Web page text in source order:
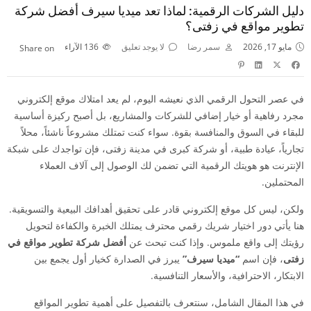
دليل الشركات الرقمية: لماذا تعد ميديا سيرف أفضل شركة
تطوير مواقع في زفتى؟
مايو 17, 2026 سمر رضا لا يوجد تعليق الآراء Share on
في عصر التحول الرقمي الذي نعيشه اليوم، لم يعد امتلاك موقع إلكتروني
مجرد رفاهية أو خيار إضافي للشركات والمشاريع، بل أصبح ركيزة أساسية
للبقاء في السوق والمنافسة بقوة. سواء كنت تمتلك مشروعاً ناشئاً، محلاً
تجارياً، عيادة طبية، أو شركة كبرى في مدينة زفتى، فإن تواجدك على شبكة
الإنترنت هو هويتك الرقمية التي تضمن لك الوصول إلى آلاف العملاء
المحتملين.
ولكن، ليس كل موقع إلكتروني قادر على تحقيق أهدافك البيعية والتسويقية.
هنا يأتي دور اختيار شريك رقمي محترف يمتلك الخبرة والكفاءة لتحويل
رؤيتك إلى واقع ملموس. وإذا كنت تبحث عن أفضل شركة تطوير مواقع في
زفتى، فإن اسم “ميديا سيرف” يبرز في الصدارة كخيار أول يجمع بين
الابتكار، الاحترافية، والأسعار التنافسية.
في هذا المقال الشامل، سنتعرف بالتفصيل على أهمية تطوير المواقع